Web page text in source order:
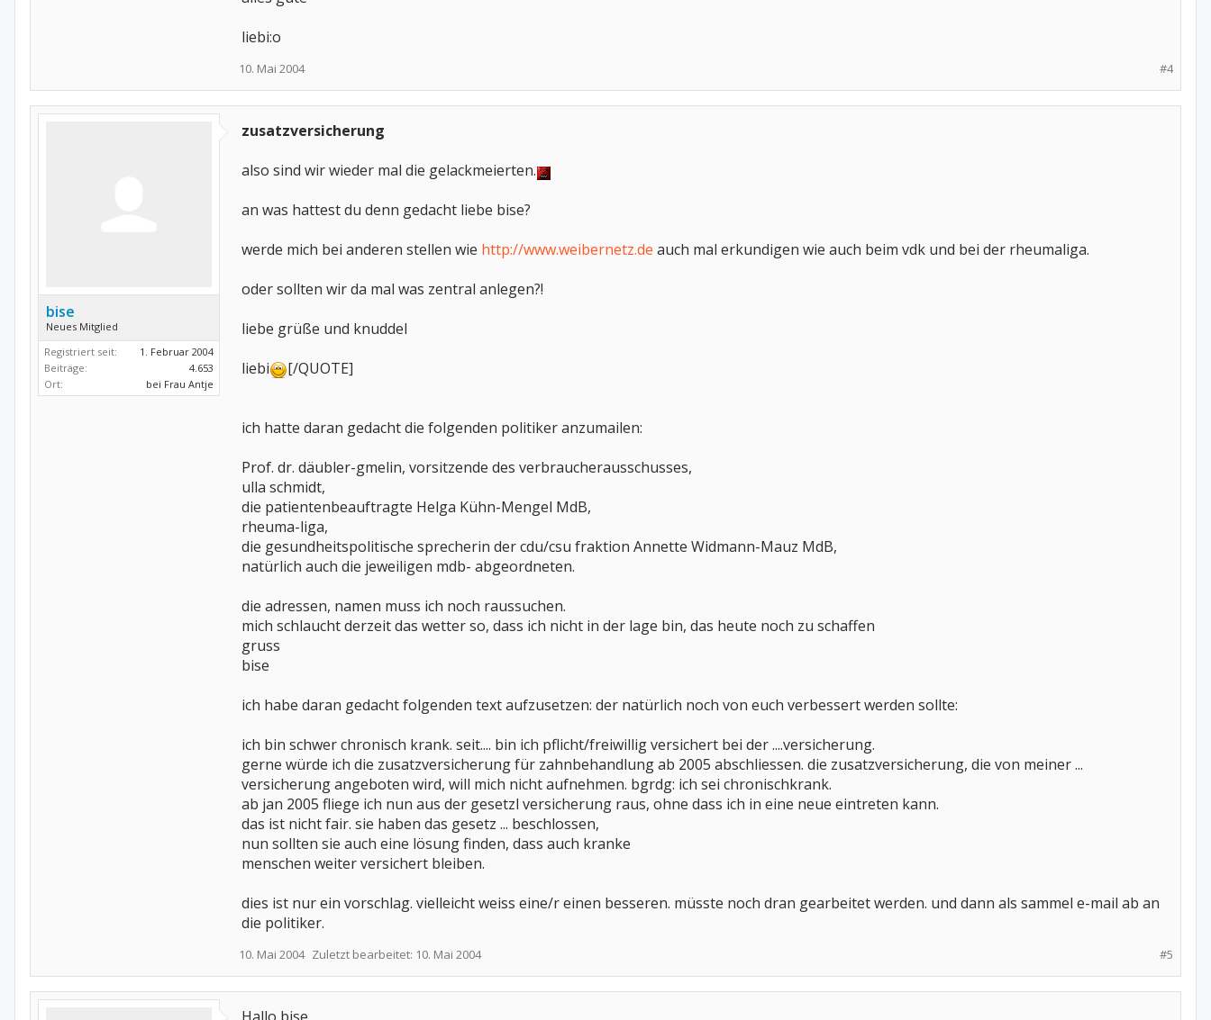
liebi:o
#4
10. Mai 2004
bise
Neues Mitglied
Registriert seit:
1. Februar 2004
Beiträge:
4.653
Ort:
bei Frau Antje
zusatzversicherung
also sind wir wieder mal die gelackmeierten.
an was hattest du denn gedacht liebe bise?
werde mich bei anderen stellen wie http://www.weibernetz.de auch mal erkundigen wie auch beim vdk und bei der rheumaliga.
oder sollten wir da mal was zentral anlegen?!
liebe grüße und knuddel
liebi
[/QUOTE]
ich hatte daran gedacht die folgenden politiker anzumailen:
Prof. dr. däubler-gmelin, vorsitzende des verbraucherausschusses,
ulla schmidt,
die patientenbeauftragte Helga Kühn-Mengel MdB,
rheuma-liga,
die gesundheitspolitische sprecherin der cdu/csu fraktion Annette Widmann-Mauz MdB,
natürlich auch die jeweiligen mdb- abgeordneten.
die adressen, namen muss ich noch raussuchen.
mich schlaucht derzeit das wetter so, dass ich nicht in der lage bin, das heute noch zu schaffen
gruss
bise
ich habe daran gedacht folgenden text aufzusetzen: der natürlich noch von euch verbessert werden sollte:
ich bin schwer chronisch krank. seit.... bin ich pflicht/freiwillig versichert bei der ....versicherung.
gerne würde ich die zusatzversicherung für zahnbehandlung ab 2005 abschliessen. die zusatzversicherung, die von meiner ...
versicherung angeboten wird, will mich nicht aufnehmen. bgrdg: ich sei chronischkrank.
ab jan 2005 fliege ich nun aus der gesetzl versicherung raus, ohne dass ich in eine neue eintreten kann.
das ist nicht fair. sie haben das gesetz ... beschlossen,
nun sollten sie auch eine lösung finden, dass auch kranke
menschen weiter versichert bleiben.
dies ist nur ein vorschlag. vielleicht weiss eine/r einen besseren. müsste noch dran gearbeitet werden. und dann als sammel e-mail ab an
die politiker.
#5
10. Mai 2004 Zuletzt bearbeitet: 10. Mai 2004